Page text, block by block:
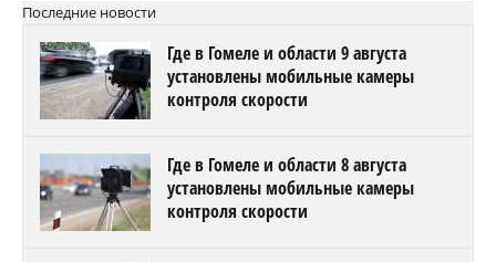
Последние новости
Где в Гомеле и области 9 августа
установлены мобильные камеры
контроля скорости
Где в Гомеле и области 8 августа
установлены мобильные камеры
контроля скорости